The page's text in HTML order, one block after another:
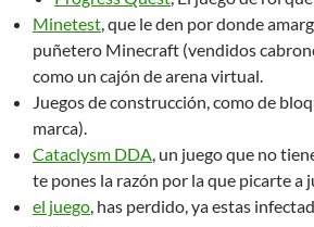
Minetest, que le den por donde
puñetero Minecraft (vendidos
como un cajón de arena virtual.
Juegos de construcción, como de
marca).
Cataclysm DDA, un juego que no
te pones la razón por la que picarte a
el juego, has perdido, ya estas